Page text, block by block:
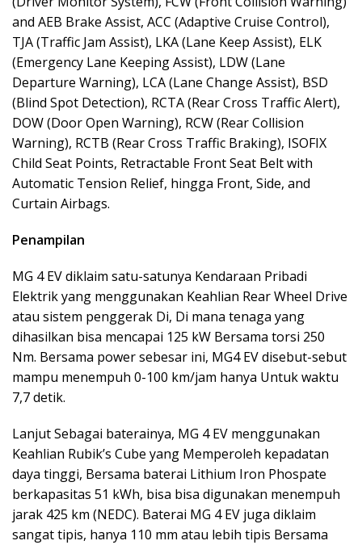
and AEB Brake Assist, ACC (Adaptive Cruise Control),
TJA (Traffic Jam Assist), LKA (Lane Keep Assist), ELK
(Emergency Lane Keeping Assist), LDW (Lane
Departure Warning), LCA (Lane Change Assist), BSD
(Blind Spot Detection), RCTA (Rear Cross Traffic Alert),
DOW (Door Open Warning), RCW (Rear Collision
Warning), RCTB (Rear Cross Traffic Braking), ISOFIX
Child Seat Points, Retractable Front Seat Belt with
Automatic Tension Relief, hingga Front, Side, and
Curtain Airbags.
Penampilan
MG 4 EV diklaim satu-satunya Kendaraan Pribadi
Elektrik yang menggunakan Keahlian Rear Wheel Drive
atau sistem penggerak Di, Di mana tenaga yang
dihasilkan bisa mencapai 125 kW Bersama torsi 250
Nm. Bersama power sebesar ini, MG4 EV disebut-sebut
mampu menempuh 0-100 km/jam hanya Untuk waktu
7,7 detik.
Lanjut Sebagai baterainya, MG 4 EV menggunakan
Keahlian Rubik’s Cube yang Memperoleh kepadatan
daya tinggi, Bersama baterai Lithium Iron Phospate
berkapasitas 51 kWh, bisa bisa digunakan menempuh
jarak 425 km (NEDC). Baterai MG 4 EV juga diklaim
sangat tipis, hanya 110 mm atau lebih tipis Bersama